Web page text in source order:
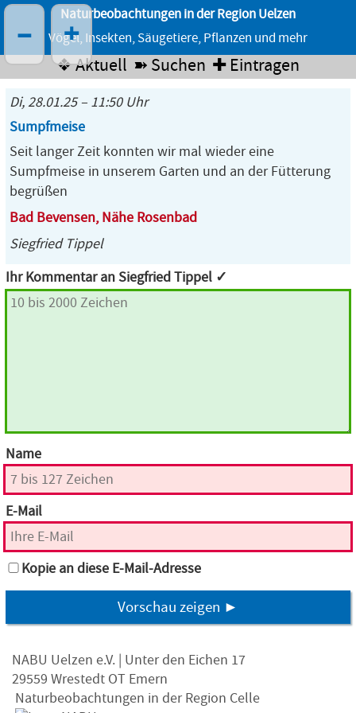
Naturbeobachtungen in der Region Uelzen
Vögel, Insekten, Säugetiere, Pflanzen und mehr
❖ Aktuell ➽ Suchen ✚ Eintragen
Di, 28.01.25 – 11:50 Uhr
Sumpfmeise
Seit langer Zeit konnten wir mal wieder eine
Sumpfmeise in unserem Garten und an der Fütterung
begrüßen
Bad Bevensen, Nähe Rosenbad
Siegfried Tippel
Ihr Kommentar an Siegfried Tippel ✓
Name
E-Mail
Kopie an diese E-Mail-Adresse
Vorschau zeigen ►
NABU Uelzen e.V. | Unter den Eichen 17
29559 Wrestedt OT Emern
Naturbeobachtungen in der Region Celle
– +